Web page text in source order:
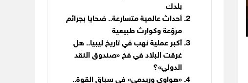
بلدك
أحداث عالمية متسارعة.. ضحايا بجرائم
مروّعة وكوارث طبيعية
أكبر عملية نهب في تاريخ ليبيا.. هل
غرقت البلاد في فخ «صندوق النقد
الدولي»؟
«هواوي وريدمي» في سباق القوة..